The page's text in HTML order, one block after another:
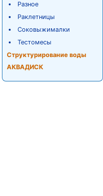
Разное
Раклетницы
Соковыжималки
Тестомесы
Структурирование воды
АКВАДИСК